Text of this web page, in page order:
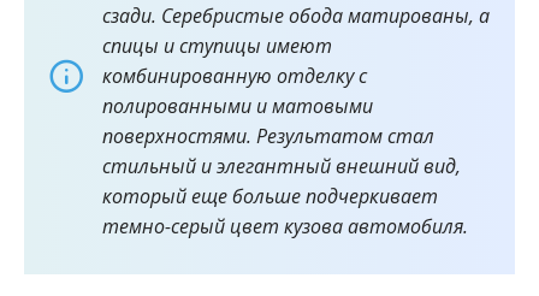
сзади. Серебристые обода матированы, а
спицы и ступицы имеют
комбинированную отделку с
полированными и матовыми
поверхностями. Результатом стал
стильный и элегантный внешний вид,
который еще больше подчеркивает
темно-серый цвет кузова автомобиля.